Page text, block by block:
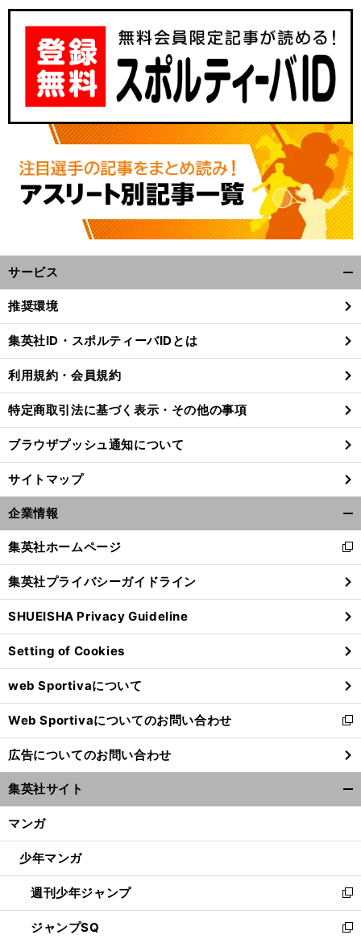
へ
サービス
閉
る
推奨環境
集英社ID・スポルティーバIDとは
利用規約・会員規約
特定商取引法に基づく表示・その他の事項
ブラウザプッシュ通知について
サイトマップ
企業情報
閉
る
集英社ホームページ
新
し
い
ウ
ィ
ン
ド
ウ
で
開
く
集英社プライバシーガイドライン
SHUEISHA Privacy Guideline
Setting of Cookies
web Sportivaについて
Web Sportivaについてのお問い合わせ
新
し
い
ウ
ィ
ン
ウ
開
く
広告についてのお問い合わせ
集英社サイト
マンガ
少年マンガ
週刊少年ジャンプ
新
し
い
ジャンプSQ
新